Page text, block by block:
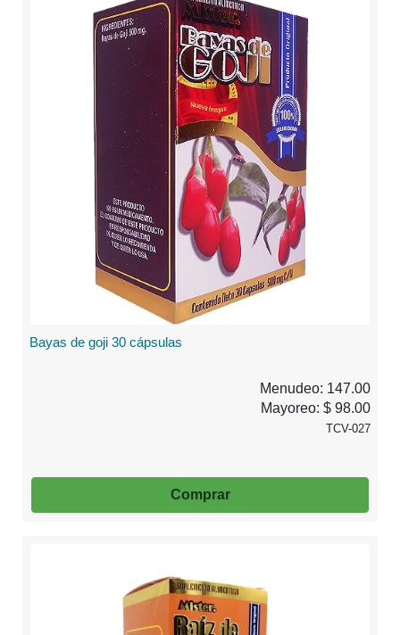
Bayas de goji 30 cápsulas
Menudeo: 147.00
Mayoreo: $ 98.00
TCV-027
Comprar